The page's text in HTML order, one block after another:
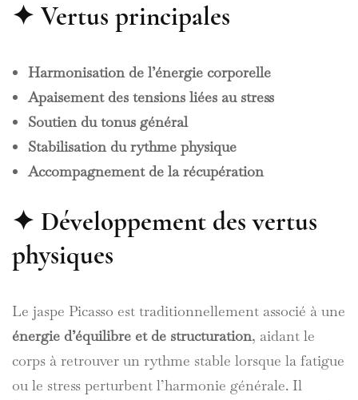
✦ Vertus principales
Harmonisation de l’énergie corporelle
Apaisement des tensions liées au stress
Soutien du tonus général
Stabilisation du rythme physique
Accompagnement de la récupération
✦ Développement des vertus
physiques
Le jaspe Picasso est traditionnellement associé à une
énergie d’équilibre et de structuration, aidant le
corps à retrouver un rythme stable lorsque la fatigue
ou le stress perturbent l’harmonie générale. Il